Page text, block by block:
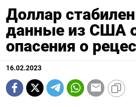
Доллар
данные из США
опасения о
16.02.2023